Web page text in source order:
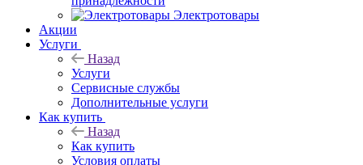
Электротовары
Акции
Услуги
Назад
Услуги
Сервисные службы
Дополнительные услуги
Как купить
Назад
Как купить
Условия оплаты